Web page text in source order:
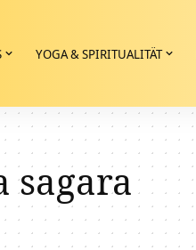
YOGA & SPIRITUALITÄT
sagara